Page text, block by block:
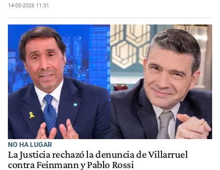
14-05-2026 11:31
NO HA LUGAR
La Justicia rechazó la denuncia de Villarruel
contra Feinmann y Pablo Rossi